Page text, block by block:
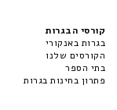
קורסי הבגרות
בגרות באנקורי
הקורסים שלנו
בתי הספר
פתרון בחינות בגרות